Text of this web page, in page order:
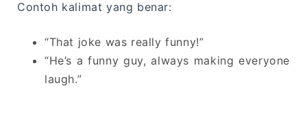
Contoh kalimat yang benar:
“That joke was really funny!”
“He’s a funny guy, always making everyone
laugh.”